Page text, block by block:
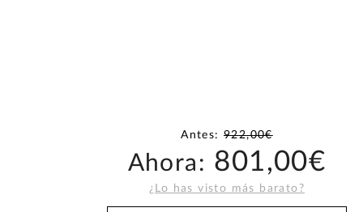
Antes: 922,00€
Ahora: 801,00€
¿Lo has visto más barato?